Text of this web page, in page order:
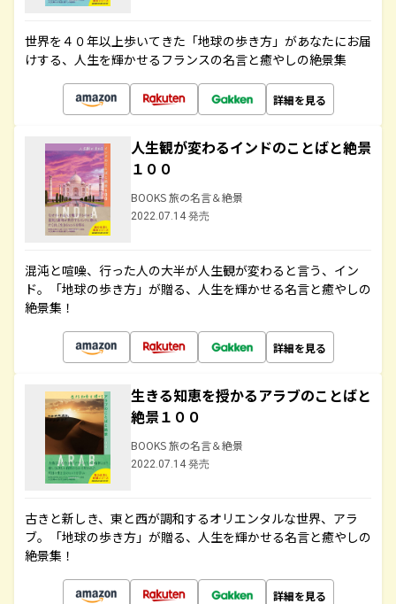
世界を４０年以上歩いてきた「地球の歩き方」があなたにお届
けする、人生を輝かせるフランスの名言と癒やしの絶景集
詳細を見る
人生観が変わるインドのことばと絶景
１００
BOOKS 旅の名言＆絶景
2022.07.14 発売
混沌と喧噪、行った人の大半が人生観が変わると言う、イン
ド。「地球の歩き方」が贈る、人生を輝かせる名言と癒やしの
絶景集！
詳細を見る
生きる知恵を授かるアラブのことばと
絶景１００
BOOKS 旅の名言＆絶景
2022.07.14 発売
古きと新しき、東と西が調和するオリエンタルな世界、アラ
ブ。「地球の歩き方」が贈る、人生を輝かせる名言と癒やしの
絶景集！
詳細を見る